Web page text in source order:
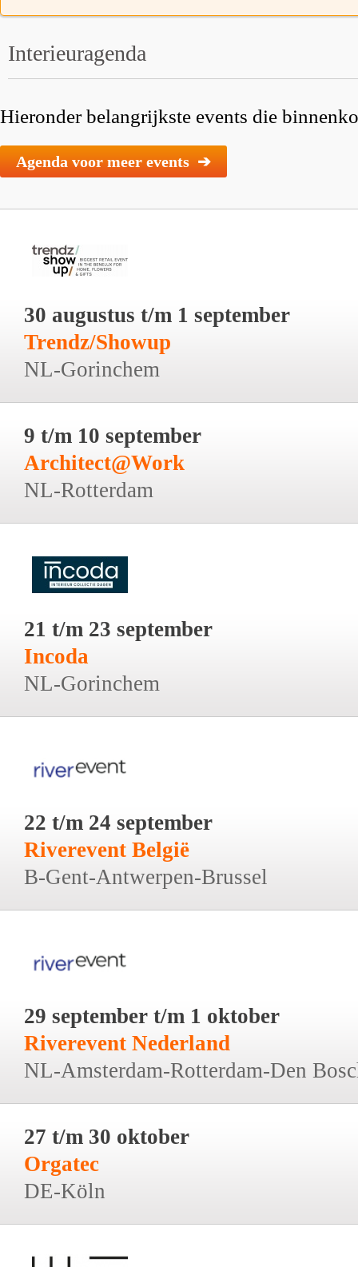
Interieuragenda
Hieronder belangrijkste events die
Agenda voor meer events ➔
30 augustus t/m 1 september
Trendz/Showup
NL-Gorinchem
9 t/m 10 september
Architect@Work
NL-Rotterdam
21 t/m 23 september
Incoda
NL-Gorinchem
22 t/m 24 september
Riverevent België
B-Gent-Antwerpen-Brussel
29 september t/m 1 oktober
Riverevent Nederland
NL-Amsterdam-Rotterdam-Den
27 t/m 30 oktober
Orgatec
DE-Köln